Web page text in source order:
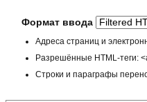
Формат ввода
Адреса страниц и
Разрешённые HTML-теги:
Строки и параграфы